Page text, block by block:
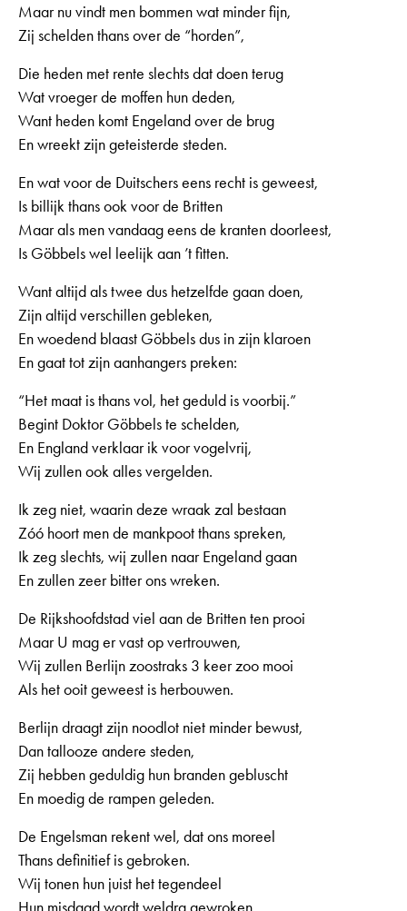
Maar nu vindt men bommen wat minder fijn,
Zij schelden thans over de “horden”,
Die heden met rente slechts dat doen terug
Wat vroeger de moffen hun deden,
Want heden komt Engeland over de brug
En wreekt zijn geteisterde steden.
En wat voor de Duitschers eens recht is geweest,
Is billijk thans ook voor de Britten
Maar als men vandaag eens de kranten doorleest,
Is Göbbels wel leelijk aan ’t fitten.
Want altijd als twee dus hetzelfde gaan doen,
Zijn altijd verschillen gebleken,
En woedend blaast Göbbels dus in zijn klaroen
En gaat tot zijn aanhangers preken:
“Het maat is thans vol, het geduld is voorbij.”
Begint Doktor Göbbels te schelden,
En England verklaar ik voor vogelvrij,
Wij zullen ook alles vergelden.
Ik zeg niet, waarin deze wraak zal bestaan
Zóó hoort men de mankpoot thans spreken,
Ik zeg slechts, wij zullen naar Engeland gaan
En zullen zeer bitter ons wreken.
De Rijkshoofdstad viel aan de Britten ten prooi
Maar U mag er vast op vertrouwen,
Wij zullen Berlijn zoostraks 3 keer zoo mooi
Als het ooit geweest is herbouwen.
Berlijn draagt zijn noodlot niet minder bewust,
Dan tallooze andere steden,
Zij hebben geduldig hun branden gebluscht
En moedig de rampen geleden.
De Engelsman rekent wel, dat ons moreel
Thans definitief is gebroken.
Wij tonen hun juist het tegendeel